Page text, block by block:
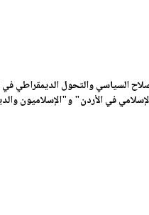
السياسي والتحول الديمقراطي في
في الأردن" و"الإسلاميون